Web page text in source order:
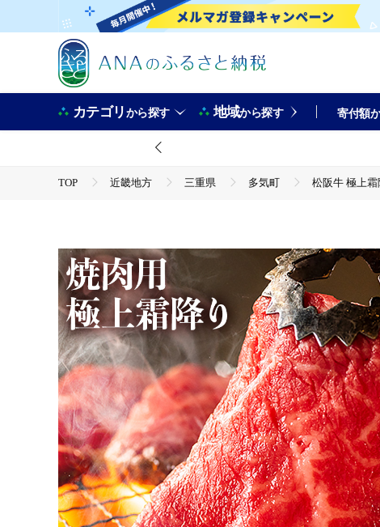
カテゴリから探す 地域から探す 寄付額
TOP 近畿地方 三重県 多気町
松阪牛 極上
松阪牛 極上霜降り 焼肉用 500g 焼肉のたれ付 極上の柔らかさ 化粧
A5 特産松阪牛 お歳暮 お中元 牛肉 とろける 和牛 三重県 NTY-10
TOP
肉 牛肉
松阪牛 極上霜降り 焼肉用 500g 焼肉のたれ付 極上の柔らかさ 化粧
A5 特産松阪牛 お歳暮 お中元 牛肉 とろける 和牛 三重県 NTY-10
TOP
肉 牛肉
焼肉(牛肉)
松阪牛 極上霜降り 焼肉用 500g 焼肉のたれ付 極上の柔らかさ 化粧
A5 特産松阪牛 お歳暮 お中元 牛肉 とろける 和牛 三重県 NTY-10